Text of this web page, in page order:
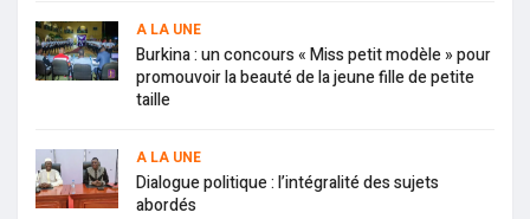
A LA UNE
Burkina : un concours « Miss petit modèle » pour
promouvoir la beauté de la jeune fille de petite
taille
A LA UNE
Dialogue politique : l’intégralité des sujets
abordés